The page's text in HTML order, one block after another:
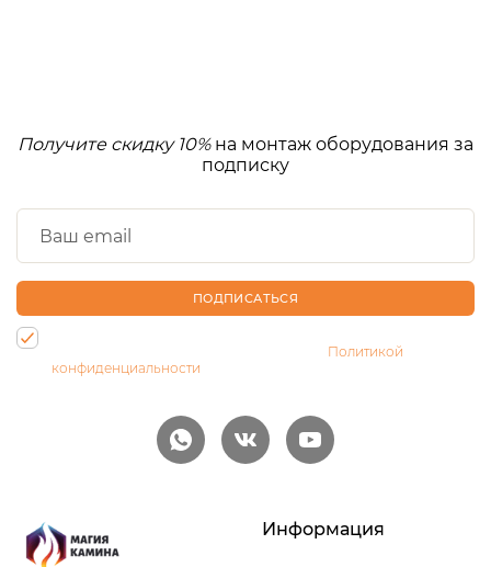
Получите скидку 10%на монтаж оборудования за
подписку
ПОДПИСАТЬСЯ
Политикой
конфиденциальности
Информация